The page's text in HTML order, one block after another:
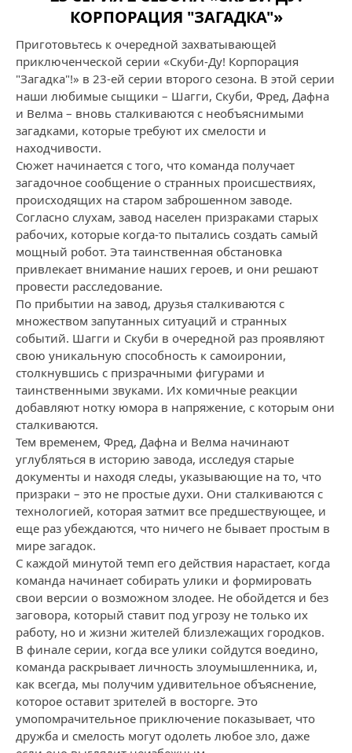
КОРПОРАЦИЯ "ЗАГАДКА"»
Приготовьтесь к очередной захватывающей
приключенческой серии «Скуби-Ду! Корпорация
"Загадка"!» в 23-ей серии второго сезона. В этой серии
наши любимые сыщики – Шагги, Скуби, Фред, Дафна
и Велма – вновь сталкиваются с необъяснимыми
загадками, которые требуют их смелости и
находчивости.
Сюжет начинается с того, что команда получает
загадочное сообщение о странных происшествиях,
происходящих на старом заброшенном заводе.
Согласно слухам, завод населен призраками старых
рабочих, которые когда-то пытались создать самый
мощный робот. Эта таинственная обстановка
привлекает внимание наших героев, и они решают
провести расследование.
По прибытии на завод, друзья сталкиваются с
множеством запутанных ситуаций и странных
событий. Шагги и Скуби в очередной раз проявляют
свою уникальную способность к самоиронии,
столкнувшись с призрачными фигурами и
таинственными звуками. Их комичные реакции
добавляют нотку юмора в напряжение, с которым они
сталкиваются.
Тем временем, Фред, Дафна и Велма начинают
углубляться в историю завода, исследуя старые
документы и находя следы, указывающие на то, что
призраки – это не простые духи. Они сталкиваются с
технологией, которая затмит все предшествующее, и
еще раз убеждаются, что ничего не бывает простым в
мире загадок.
С каждой минутой темп его действия нарастает, когда
команда начинает собирать улики и формировать
свои версии о возможном злодее. Не обойдется и без
заговора, который ставит под угрозу не только их
работу, но и жизни жителей близлежащих городков.
В финале серии, когда все улики сойдутся воедино,
команда раскрывает личность злоумышленника, и,
как всегда, мы получим удивительное объяснение,
которое оставит зрителей в восторге. Это
умопомрачительное приключение показывает, что
дружба и смелость могут одолеть любое зло, даже